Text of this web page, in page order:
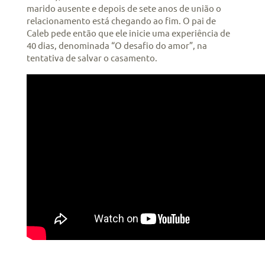
marido ausente e depois de sete anos de união o
relacionamento está chegando ao fim. O pai de
Caleb pede então que ele inicie uma experiência de
40 dias, denominada “O desafio do amor”, na
tentativa de salvar o casamento.